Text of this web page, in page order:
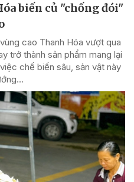
biến củ "chống đói"
cao Thanh Hóa vượt qua
trở thành sản phẩm mang lại
chế biến sâu, sản vật này